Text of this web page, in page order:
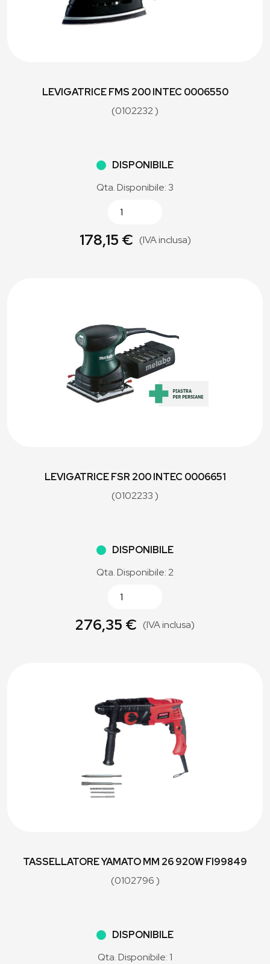
LEVIGATRICE FMS 200 INTEC 0006550
(0102232 )
DISPONIBILE
Qta. Disponibile: 3
178,15 € (IVA inclusa)
LEVIGATRICE FSR 200 INTEC 0006651
(0102233 )
DISPONIBILE
Qta. Disponibile: 2
276,35 € (IVA inclusa)
TASSELLATORE YAMATO MM 26 920W FI99849
(0102796 )
DISPONIBILE
Qta. Disponibile: 1